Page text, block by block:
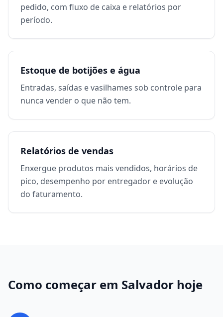
pedido, com fluxo de caixa e relatórios por
período.
Estoque de botijões e água
Entradas, saídas e vasilhames sob controle para
nunca vender o que não tem.
Relatórios de vendas
Enxergue produtos mais vendidos, horários de
pico, desempenho por entregador e evolução
do faturamento.
Como começar em Salvador hoje